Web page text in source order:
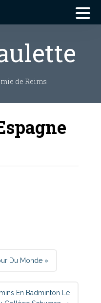
de Reims
Du Monde »
En Badminton Le